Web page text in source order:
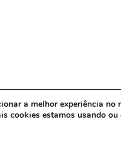
a melhor experiência no
cookies estamos usando